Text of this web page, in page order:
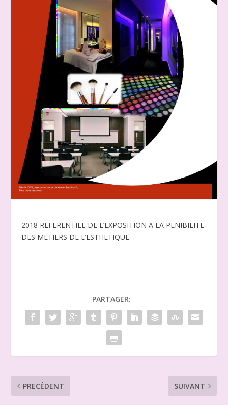
2018 REFERENTIEL DE L’EXPOSITION A LA PENIBILITE
DES METIERS DE L’ESTHETIQUE
PARTAGER:
PRECÉDENT SUIVANT